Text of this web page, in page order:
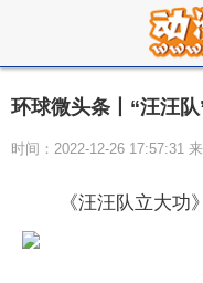
环球微头条丨“汪汪
时间：2022-12-26 17:57:31
《汪汪队立大功